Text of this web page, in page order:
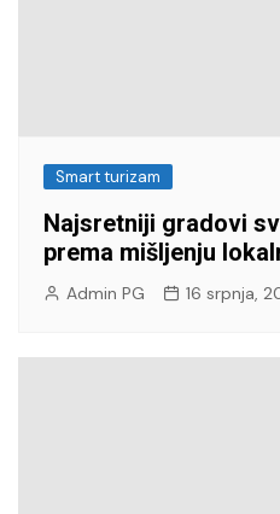
Smart turizam
Najsretniji gradovi
prema mišljenju
Admin PG 16 srpnja,